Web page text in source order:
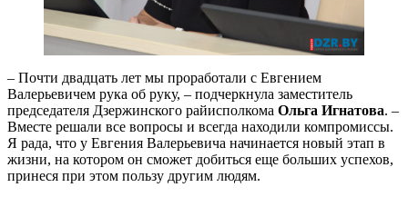
– Почти двадцать лет мы проработали с Евгением
Валерьевичем рука об руку, – подчеркнула заместитель
председателя Дзержинского райисполкома Ольга Игнатова. –
Вместе решали все вопросы и всегда находили компромиссы.
Я рада, что у Евгения Валерьевича начинается новый этап в
жизни, на котором он сможет добиться еще больших успехов,
принеся при этом пользу другим людям.